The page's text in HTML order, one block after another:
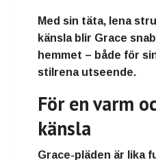
Med sin täta, lena
känsla blir Grace
hemmet – både för
stilrena utseende.
För en varm
känsla
Grace-pläden är lika